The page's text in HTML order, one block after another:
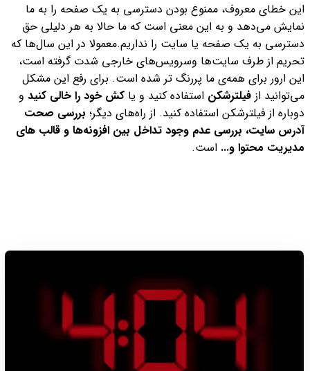
این خطای معروف، ممنوع بودن دسترسی به یک صفحه را به ما
نمایش می‌دهد و به این معنی است که ما حالا به هر دلیلی حق
دسترسی به یک صفحه یا سایت را نداریم.معمولا در این سال‌ها که
تحریم از طرف سایت‌ها وسرویس‌های خارجی شدت گرفته است،
این ارور برای همه‌ی ما پررنگ تر شده است. برای رفع این مشکل
می‌توانید از فیلترشکن استفاده کنید و یا کش خود را خالی کنید و
دوباره از فیلترشکن استفاده کنید. از راه‌های دیگر؛ بررسی صحت
آدرس سایت، بررسی عدم وجود تداخل بین افزونه‌ها و قالب های
مدیریت محتوا و... است.